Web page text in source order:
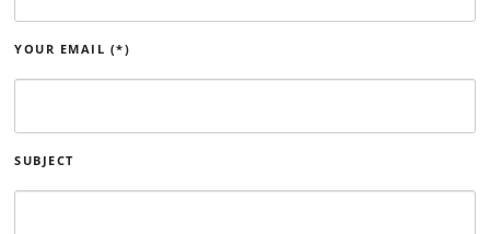
YOUR EMAIL (*)
SUBJECT